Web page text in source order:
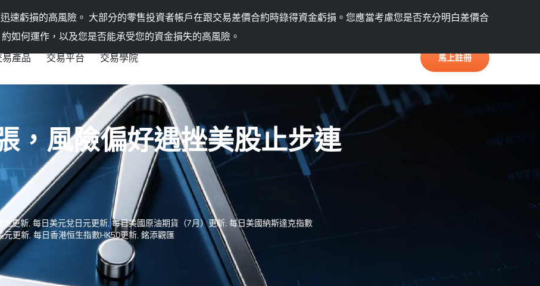
速虧損的高風險。 大部分的零售投資者帳戶在跟交易差價合約時錄得資金虧損。 您應當考慮您是否充分明白差價合
約如何運作，以及您是否能承受您的資金損失的高風險。
語言 會員中心
易產品 交易平台 交易學院 馬上註冊
好遇挫美股止步連漲
，風險偏好遇挫美股止步連
金更新,每日美元兌日元更新,每日美國原油期貨（7月）更新, 每日美國納斯達克指數
元更新,每日香港恒生指數HK50更新, 銘添觀匯